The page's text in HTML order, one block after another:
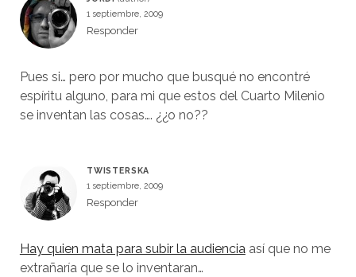
1 septiembre, 2009
Responder
Pues si… pero por mucho que busqué no encontré
espíritu alguno, para mi que estos del Cuarto Milenio
se inventan las cosas…. ¿¿o no??
TWISTERSKA
1 septiembre, 2009
Responder
Hay quien mata para subir la audienciaasí que no me
extrañaría que se lo inventaran…